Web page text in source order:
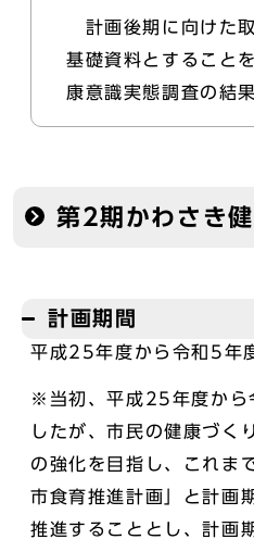
計画後期に向けた
基礎資料とすること
康意識実態調査の結
第2期かわさき
計画期間
平成25年度から令和5年
※当初、平成25年度から
したが、市民の健康づく
の強化を目指し、これま
市食育推進計画」と計画
推進することとし、計画